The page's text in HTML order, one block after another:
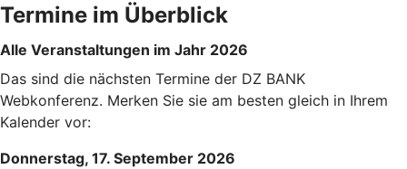
Termine im Überblick
Alle Veranstaltungen im Jahr 2026
Das sind die nächsten Termine der DZ BANK
Webkonferenz. Merken Sie sie am besten gleich in Ihrem
Kalender vor:
Donnerstag, 17. September 2026